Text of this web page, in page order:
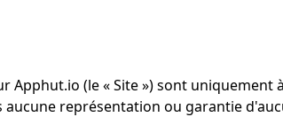
(le « Site ») sont
représentation ou garantie